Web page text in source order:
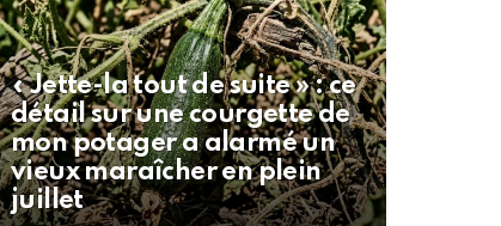
« Jette-la tout de suite » : ce
détail sur une courgette de
mon potager a alarmé un
vieux maraîcher en plein
juillet